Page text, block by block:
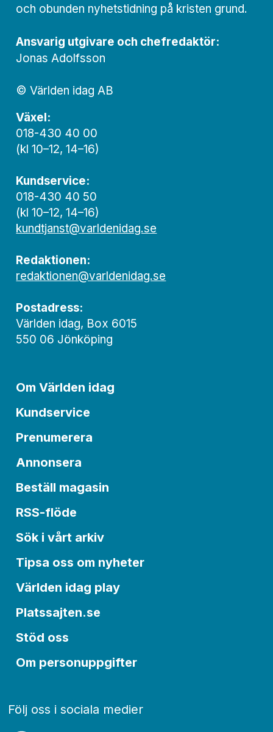
och obunden nyhets­­­tidning på kristen grund.
Ansvarig utgivare och chef­redaktör:
Jonas Adolfsson
© Världen idag AB
Växel:
018-430 40 00
(kl 10–12, 14–16)
Kundservice:
018-430 40 50
(kl 10–12, 14–16)
kundtjanst@varldenidag.se
Redaktionen:
redaktionen@varldenidag.se
Postadress:
Världen idag, Box 6015
550 06 Jönköping
Om Världen idag
Kundservice
Prenumerera
Annonsera
Beställ magasin
RSS-flöde
Sök i vårt arkiv
Tipsa oss om nyheter
Världen idag play
Platssajten.se
Stöd oss
Om personuppgifter
Följ oss i sociala medier